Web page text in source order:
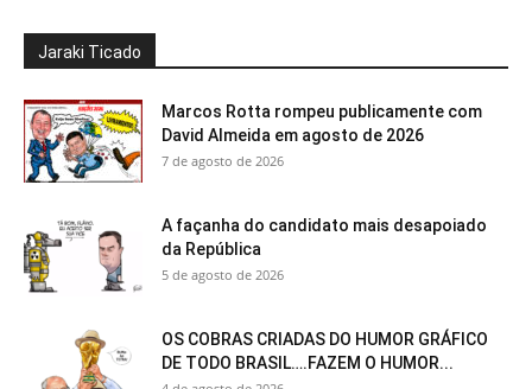
Jaraki Ticado
Marcos Rotta rompeu publicamente com
David Almeida em agosto de 2026
7 de agosto de 2026
A façanha do candidato mais desapoiado
da República
5 de agosto de 2026
OS COBRAS CRIADAS DO HUMOR GRÁFICO
DE TODO BRASIL….FAZEM O HUMOR...